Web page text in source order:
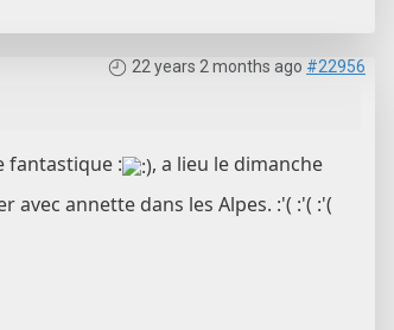
22 years 2 months ago #22956
fantastique :
, a lieu le dimanche
annette dans les Alpes. :'( :'( :'(